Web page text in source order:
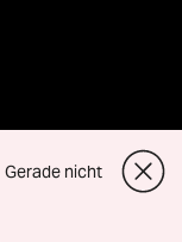
Gerade nicht